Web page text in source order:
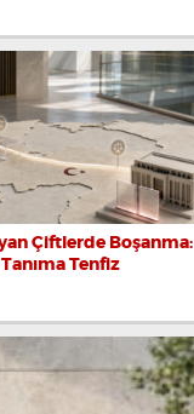
Çiftlerde Boşanma:
Tenfiz